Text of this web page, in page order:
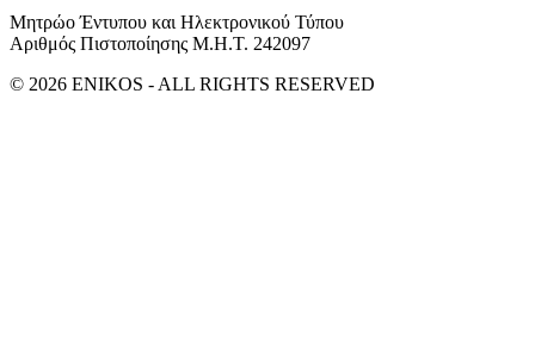
Μητρώο Έντυπου και Ηλεκτρονικού Τύπου
Αριθμός Πιστοποίησης Μ.Η.Τ. 242097
© 2026 ENIKOS - ALL RIGHTS RESERVED